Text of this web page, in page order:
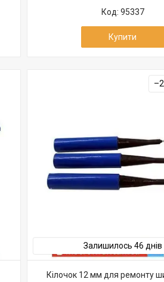
95337
Купити
Залишилось 46 днів
Кілочок 12 мм для ремонту